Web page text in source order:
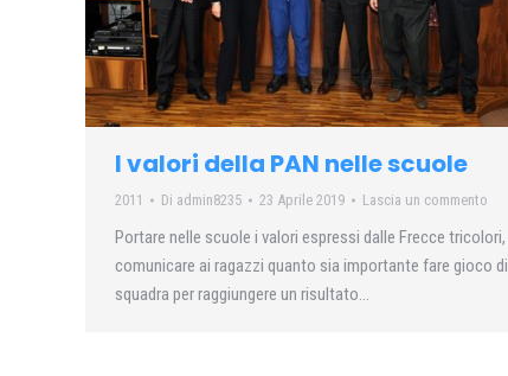
I valori della PAN nelle scuole
2011 Di admin8235 23 Aprile 2019 Lascia un commento
Portare nelle scuole i valori espressi dalle Frecce tricolori,
comunicare ai ragazzi quanto sia importante fare gioco di
squadra per raggiungere un risultato…